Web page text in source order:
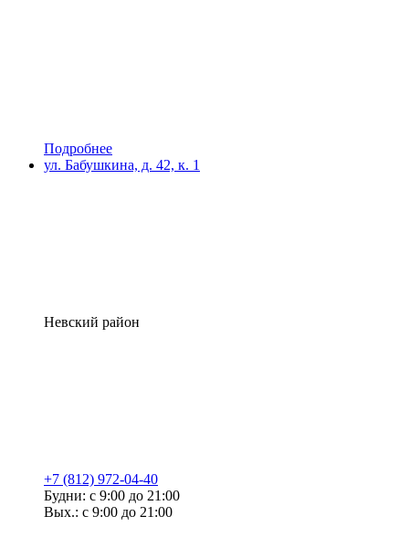
Подробнее
ул. Бабушкина, д. 42, к. 1
Невский район
+7 (812) 972-04-40
Будни: с 9:00 до 21:00
Вых.: с 9:00 до 21:00